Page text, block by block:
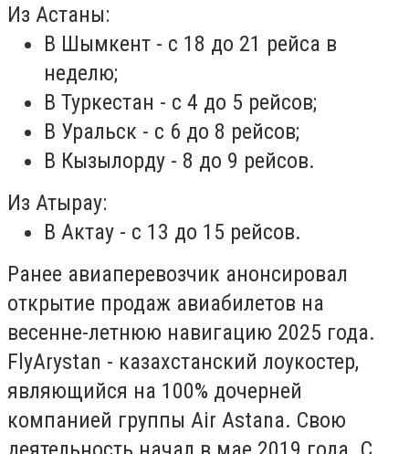
Из Астаны:
В Шымкент - с 18 до 21 рейса в
неделю;
В Туркестан - с 4 до 5 рейсов;
В Уральск - с 6 до 8 рейсов;
В Кызылорду - 8 до 9 рейсов.
Из Атырау:
В Актау - с 13 до 15 рейсов.
Ранее авиаперевозчик анонсировал
открытие продаж авиабилетов на
весенне-летнюю навигацию 2025 года.
FlyArystan - казахстанский лоукостер,
являющийся на 100% дочерней
компанией группы Air Astana. Cвою